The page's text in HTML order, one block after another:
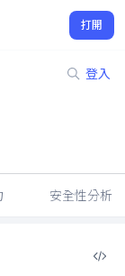
打開
登入
安全性分析